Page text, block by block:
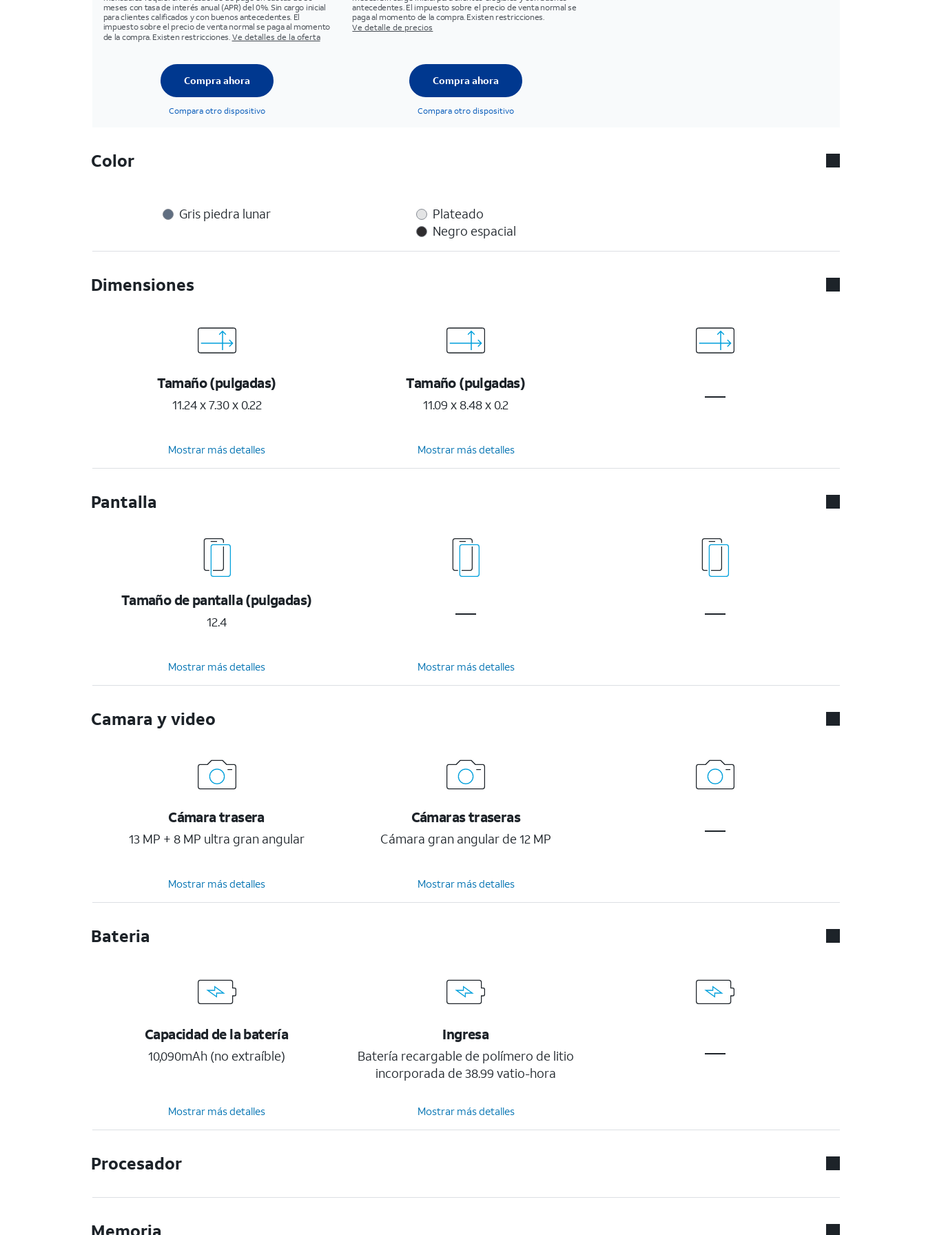
meses con tasa de interés anual (APR) del 0%. Sin cargo inicial
para clientes calificados y con buenos antecedentes. El
impuesto sobre el precio de venta normal se paga al momento
de la compra. Existen restricciones. Ve detalles de la oferta
antecedentes. El impuesto sobre el precio de venta normal se
paga al momento de la compra. Existen restricciones.
Ve detalle de precios
Compra ahora
Compara otro dispositivo
Compra ahora
Compara otro dispositivo
Color
Gris piedra lunar
Plateado
Negro espacial
Dimensiones
Tamaño (pulgadas)
11.24 x 7.30 x 0.22
Tamaño (pulgadas)
11.09 x 8.48 x 0.2
Mostrar más detalles Mostrar más detalles
Pantalla
Tamaño de pantalla (pulgadas)
12.4
Mostrar más detalles Mostrar más detalles
Camara y video
Cámara trasera
13 MP + 8 MP ultra gran angular
Cámaras traseras
Cámara gran angular de 12 MP
Mostrar más detalles Mostrar más detalles
Bateria
Capacidad de la batería
10,090mAh (no extraíble)
Ingresa
Batería recargable de polímero de litio
incorporada de 38.99 vatio-hora
Mostrar más detalles Mostrar más detalles
Procesador